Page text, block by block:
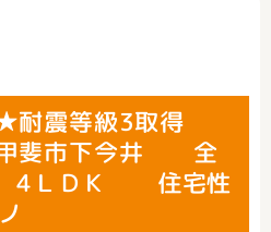
耐震等級3取得
斐市下今井 全
ＤＫ 住宅性